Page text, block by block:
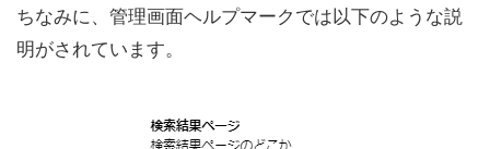
ちなみに、管理画面ヘルプマークでは以下のような説
明がされています。